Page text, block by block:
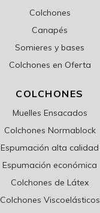
Colchones
Canapés
Somieres y bases
Colchones en Oferta
COLCHONES
Muelles Ensacados
Colchones Normablock
Espumación alta calidad
Espumación económica
Colchones de Látex
Colchones Viscoelásticos